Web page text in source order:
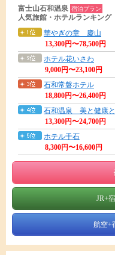
富士山石和温泉 宿泊プラン
人気旅館・ホテルランキング
華やぎの章 慶山
13,300円〜78,500円
ホテル花いさわ
9,000円〜23,100円
石和常磐ホテル
18,800円〜26,400円
石和温泉 美と健康
13,300円〜24,700円
ホテル千石
8,300円〜16,600円
JR+
航空+